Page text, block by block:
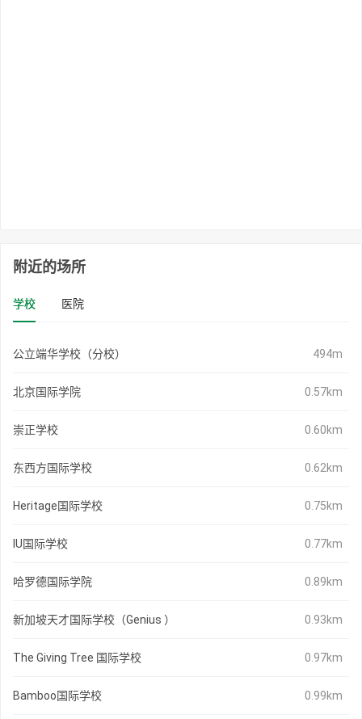
附近的场所
学校 医院
公立端华学校（分校） 494m
北京国际学院 0.57km
崇正学校 0.60km
东西方国际学校 0.62km
Heritage国际学校 0.75km
IU国际学校 0.77km
哈罗德国际学院 0.89km
新加坡天才国际学校（Genius ） 0.93km
The Giving Tree 国际学校 0.97km
Bamboo国际学校 0.99km